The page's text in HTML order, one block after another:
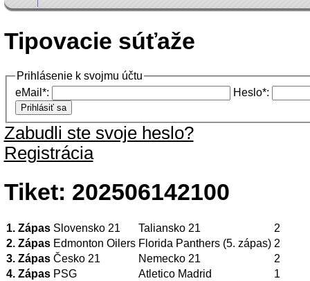
Tipovacie súťaže
Prihlásenie k svojmu účtu
eMail*:
Heslo*:
Zabudli ste svoje heslo?
Registrácia
Tiket: 202506142100
1. Zápas Slovensko 21 Taliansko 21
2
2. Zápas Edmonton Oilers Florida Panthers (5. zápas) 2
3. Zápas Česko 21 Nemecko 21
2
4. Zápas PSG Atletico Madrid
1